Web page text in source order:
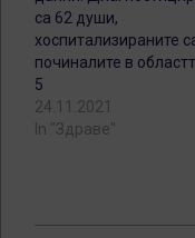
са 62 души,
хоспитализираните
починалите в
5
24.11.2021
In "Здраве"